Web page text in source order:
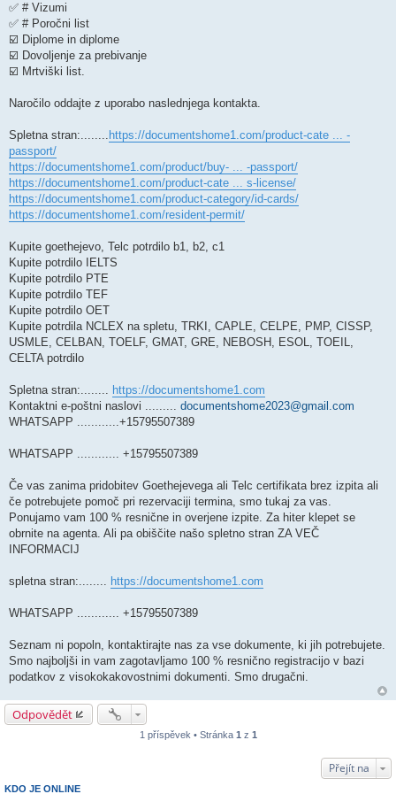
✅ # Vizumi
✅ # Poročni list
☑️ Diplome in diplome
☑️ Dovoljenje za prebivanje
☑️ Mrtviški list.
Naročilo oddajte z uporabo naslednjega kontakta.
Spletna stran:........ https://documentshome1.com/product-cate ... -
passport/
https://documentshome1.com/product/buy- ... -passport/
https://documentshome1.com/product-cate ... s-license/
https://documentshome1.com/product-category/id-cards/
https://documentshome1.com/resident-permit/
Kupite goethejevo, Telc potrdilo b1, b2, c1
Kupite potrdilo IELTS
Kupite potrdilo PTE
Kupite potrdilo TEF
Kupite potrdilo OET
Kupite potrdila NCLEX na spletu, TRKI, CAPLE, CELPE, PMP, CISSP,
USMLE, CELBAN, TOELF, GMAT, GRE, NEBOSH, ESOL, TOEIL,
CELTA potrdilo
Spletna stran:........ https://documentshome1.com
Kontaktni e-poštni naslovi ......... documentshome2023@gmail.com
WHATSAPP ............+15795507389
WHATSAPP ............ +15795507389
Če vas zanima pridobitev Goethejevega ali Telc certifikata brez izpita ali
če potrebujete pomoč pri rezervaciji termina, smo tukaj za vas.
Ponujamo vam 100 % resnične in overjene izpite. Za hiter klepet se
obrnite na agenta. Ali pa obiščite našo spletno stran ZA VEČ
INFORMACIJ
spletna stran:........ https://documentshome1.com
WHATSAPP ............ +15795507389
Seznam ni popoln, kontaktirajte nas za vse dokumente, ki jih potrebujete.
Smo najboljši in vam zagotavljamo 100 % resnično registracijo v bazi
podatkov z visokokakovostnimi dokumenti. Smo drugačni.
Odpovědět
1 příspěvek • Stránka 1 z 1
Přejít na
KDO JE ONLINE